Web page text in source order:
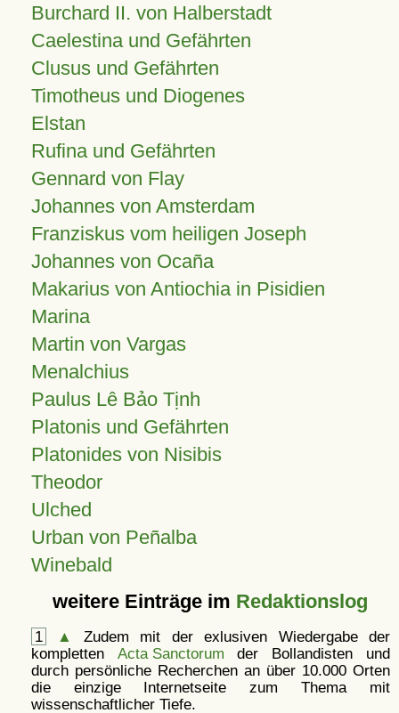
Burchard II. von Halberstadt
Caelestina und Gefährten
Clusus und Gefährten
Timotheus und Diogenes
Elstan
Rufina und Gefährten
Gennard von Flay
Johannes von Amsterdam
Franziskus vom heiligen Joseph
Johannes von Ocaña
Makarius von Antiochia in Pisidien
Marina
Martin von Vargas
Menalchius
Paulus Lê Bảo Tịnh
Platonis und Gefährten
Platonides von Nisibis
Theodor
Ulched
Urban von Peñalba
Winebald
weitere Einträge im Redaktionslog
1 ▲
Zudem mit der exlusiven Wiedergabe der
kompletten Acta Sanctorum der Bollandisten und
durch persönliche Recherchen an über 10.000 Orten
die einzige Internetseite zum Thema mit
wissenschaftlicher Tiefe.